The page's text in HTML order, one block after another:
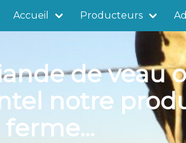
Accueil Producteurs
de veau
notre